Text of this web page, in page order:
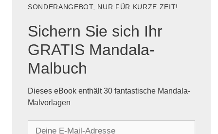
SONDERANGEBOT, NUR FÜR KURZE ZEIT!
Sichern Sie sich Ihr
GRATIS Mandala-
Malbuch
Dieses eBook enthält 30 fantastische Mandala-
Malvorlagen